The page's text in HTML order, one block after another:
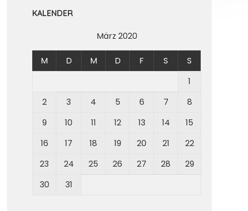
KALENDER
März 2020
M D M D F S
S
1
2
3 4 5 6 7
8
9
10 11 12 13 14
15
16
17 18 19 20 21
22
23
24 25 26 27 28
29
30
31